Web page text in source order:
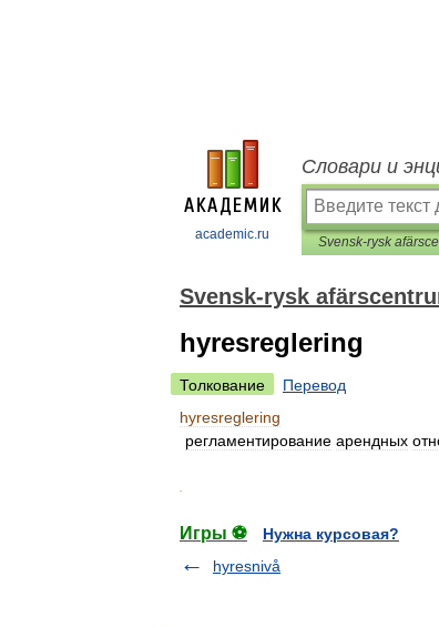
academic.ru
Словари и
Svensk-rysk
hyresreglering
Толкование
Перевод
hyresreglering
регламентирование арендных
Игры ⚽
Нужна курсовая?
hyresnivå